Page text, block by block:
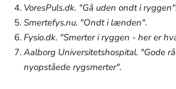
VoresPuls.dk. "Gå uden ondt i ryggen".
Smertefys.nu. "Ondt i lænden".
Fysio.dk. "Smerter i ryggen - her er
Aalborg Universitetshospital. "Gode
nyopståede rygsmerter".